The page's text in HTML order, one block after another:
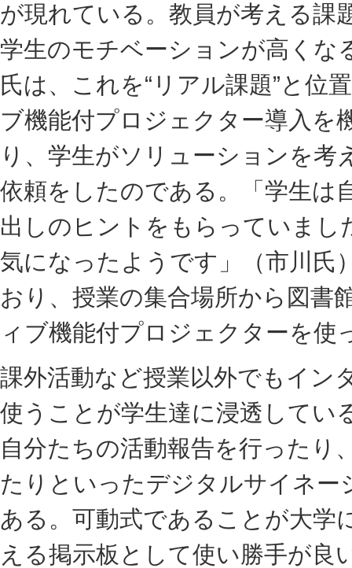
が現れている。教員が考える課
学生のモチベーションが高くな
氏は、これを“リアル課題”と位
ブ機能付プロジェクター導入を
り、学生がソリューションを
依頼をしたのである。「学生は
出しのヒントをもらっていま
気になったようです」（市川氏
おり、授業の集合場所から図書
ィブ機能付プロジェクターを
課外活動など授業以外でもイン
使うことが学生達に浸透してい
自分たちの活動報告を行ったり
たりといったデジタルサイネー
ある。可動式であることが大学
える掲示板として使い勝手が